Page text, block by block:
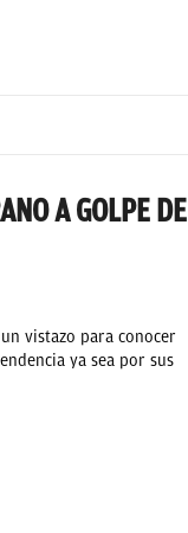
A GOLPE DE
vistazo para conocer
ya sea por sus